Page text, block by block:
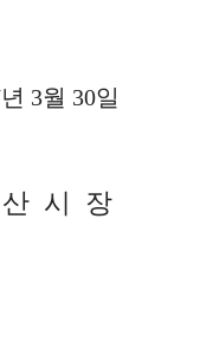
3월 30일
시 장